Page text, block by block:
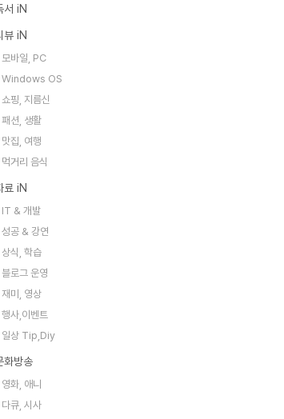
서 iN
뷰 iN
모바일, PC
Windows OS
쇼핑, 지름신
패션, 생활
맛집, 여행
먹거리 음식
료 iN
IT & 개발
성공 & 강연
상식, 학습
블로그 운영
재미, 영상
행사,이벤트
일상 Tip,Diy
화방송
영화, 애니
다큐, 시사